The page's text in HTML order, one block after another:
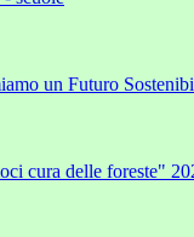
un Futuro
cura delle foreste"